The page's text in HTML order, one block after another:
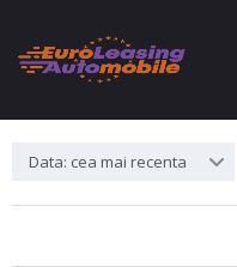
Data: cea mai recenta